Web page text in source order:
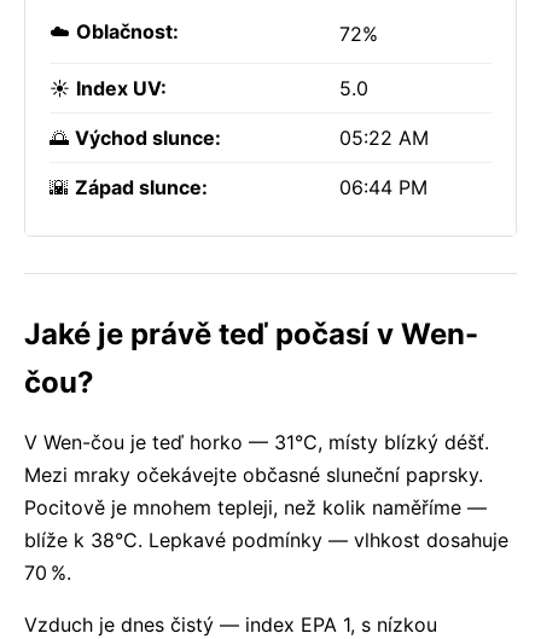
☁️ Oblačnost: 72%
☀️ Index UV: 5.0
🌅 Východ slunce: 05:22 AM
🌇 Západ slunce: 06:44 PM
Jaké je právě teď počasí v Wen-
čou?
V Wen-čou je teď horko — 31°C, místy blízký déšť.
Mezi mraky očekávejte občasné sluneční paprsky.
Pocitově je mnohem tepleji, než kolik naměříme —
blíže k 38°C. Lepkavé podmínky — vlhkost dosahuje
70 %.
Vzduch je dnes čistý — index EPA 1, s nízkou